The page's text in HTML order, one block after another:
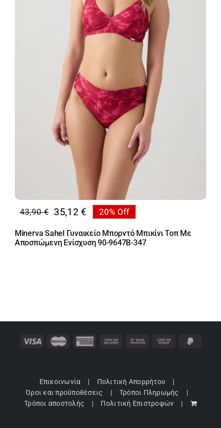
43,90€
Original
price
was:
35,12 €
Η
τρέχουσα
τιμή
20% Off
Minerva Sahel Γυναικείο Μπορντό Μπικίνι Τοπ Με
Αποσπώμενη Ενίσχυση 90-9647B-347
Επικοινωνία
Πολιτική Απορρήτου
Όροι και προϋποθέσεις
Τρόποι Πληρωμής
Τρόποι αποστολής
Πολιτική Επιστροφών